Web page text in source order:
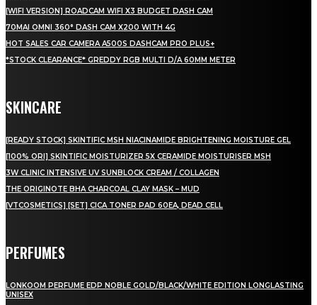
[WIFI VERSION] ROADCAM WIFI X3 BUDGET DASH CAM
70MAI OMNI 360° DASH CAM X200 WITH 4G
HOT SALES CAR CAMERA A500S DASHCAM PRO PLUS+
*STOCK CLEARANCE* GREDDY RGB MULTI D/A 60MM METER
SKINCARE
[READY STOCK] SKINTIFIC MSH NIACINAMIDE BRIGHTENING MOISTURE GEL
[100% ORI] SKINTIFIC MOISTURIZER 5X CERAMIDE MOISTURISER MSH
3W CLINIC INTENSIVE UV SUNBLOCK CREAM / COLLAGEN
THE ORIGINOTE BHA CHARCOAL CLAY MASK – MUD
[VTCOSMETICS] [SET] CICA TONER PAD 60EA, DEAD CELL
PERFUMES
LONKOOM PERFUME EDP NOBLE GOLD/BLACK/WHITE EDITION LONGLASTING
UNISEX